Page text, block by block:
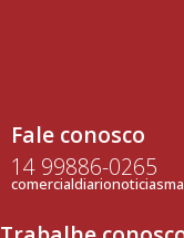
Fale conosco
14 99886-0265